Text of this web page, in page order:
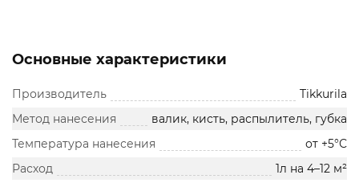
Основные характеристики
Производитель
Tikkurila
Метод нанесения
валик, кисть, распылитель, губка
Температура нанесения
от +5°С
Расход
1л на 4–12 м²